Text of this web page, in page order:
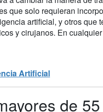
que solo requieran
artificial, y otros que
y cirujanos. En
Artificial
de